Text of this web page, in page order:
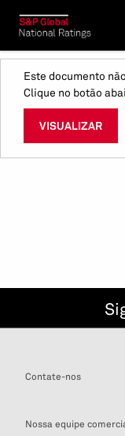
Este documento
Clique no botão
VISUALIZAR
Contate-nos
Nossa equipe